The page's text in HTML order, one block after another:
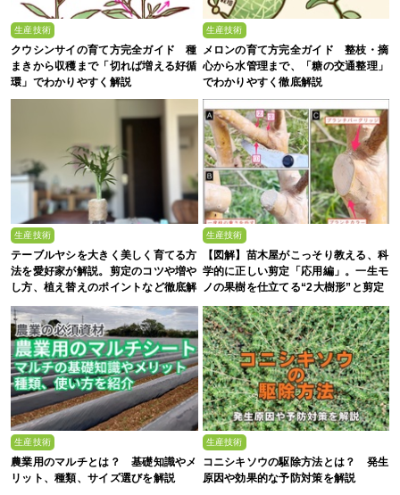
生産技術
クウシンサイの育て方完全ガイド 種
まきから収穫まで「切れば増える好循
環」でわかりやすく解説
生産技術
メロンの育て方完全ガイド 整枝・摘
心から水管理まで、「糖の交通整理」
でわかりやすく徹底解説
生産技術
テーブルヤシを大きく美しく育てる方
法を愛好家が解説。剪定のコツや増や
し方、植え替えのポイントなど徹底解
剖
生産技術
【図解】苗木屋がこっそり教える、科
学的に正しい剪定「応用編」。一生モ
ノの果樹を仕立てる“2大樹形”と剪定
の基本手順
生産技術
農業用のマルチとは？ 基礎知識やメ
リット、種類、サイズ選びを解説
生産技術
コニシキソウの駆除方法とは？ 発生
原因や効果的な予防対策を解説